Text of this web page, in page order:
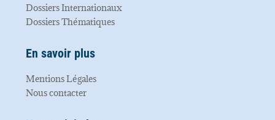
Dossiers Internationaux
Dossiers Thématiques
En savoir plus
Mentions Légales
Nous contacter